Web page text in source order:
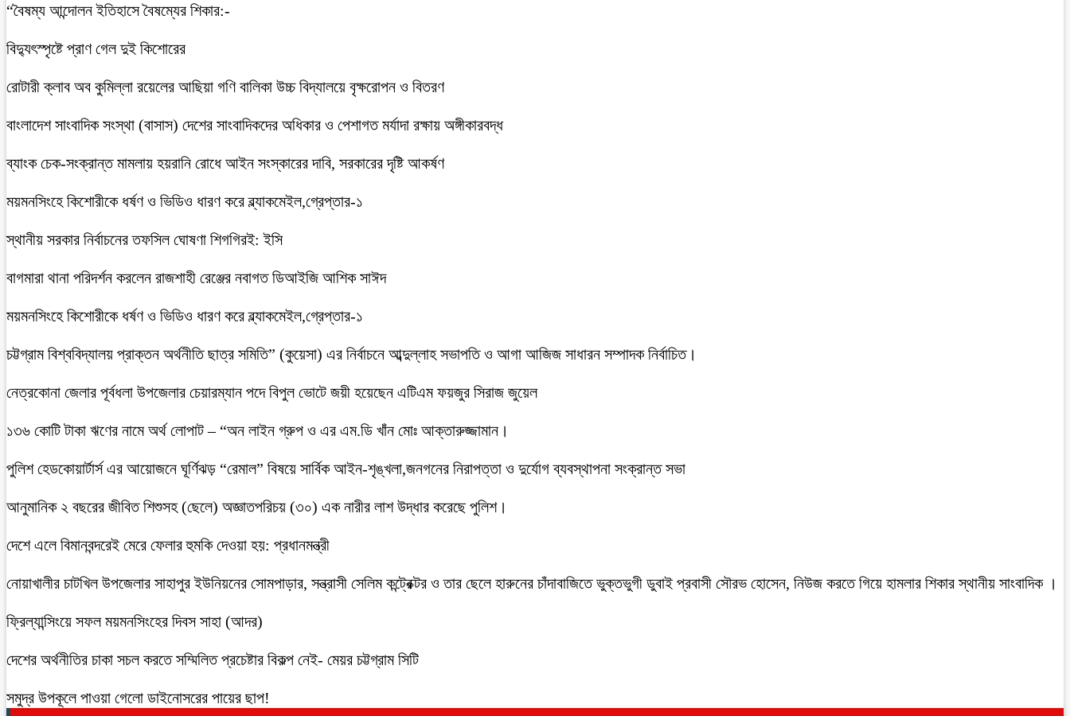
“বৈষম্য আন্দোলন ইতিহাসে বৈষম্যের শিকার:-
বিদ্যুৎস্পৃষ্টে প্রাণ গেল দুই কিশোরের
রোটারী ক্লাব অব কুমিল্লা রয়েলের আছিয়া গণি বালিকা উচ্চ বিদ্যালয়ে বৃক্ষরোপন ও বিতরণ
বাংলাদেশ সাংবাদিক সংস্থা (বাসাস) দেশের সাংবাদিকদের অধিকার ও পেশাগত মর্যাদা রক্ষায় অঙ্গীকারবদ্ধ
ব্যাংক চেক-সংক্রান্ত মামলায় হয়রানি রোধে আইন সংস্কারের দাবি, সরকারের দৃষ্টি আকর্ষণ
ময়মনসিংহে কিশোরীকে ধর্ষণ ও ভিডিও ধারণ করে ব্ল্যাকমেইল,গ্রেপ্তার-১
স্থানীয় সরকার নির্বাচনের তফসিল ঘোষণা শিগগিরই: ইসি
বাগমারা থানা পরিদর্শন করলেন রাজশাহী রেঞ্জের নবাগত ডিআইজি আশিক সাঈদ
ময়মনসিংহে কিশোরীকে ধর্ষণ ও ভিডিও ধারণ করে ব্ল্যাকমেইল,গ্রেপ্তার-১
চট্টগ্রাম বিশ্ববিদ্যালয় প্রাক্তন অর্থনীতি ছাত্র সমিতি” (কুয়েসা) এর নির্বাচনে আব্দুল্লাহ সভাপতি ও আগা আজিজ সাধারন সম্পাদক নির্বাচিত।
নেত্রকোনা জেলার পূর্বধলা উপজেলার চেয়ারম্যান পদে বিপুল ভোটে জয়ী হয়েছেন এটিএম ফয়জুর সিরাজ জুয়েল
১৩৬ কোটি টাকা ঋণের নামে অর্থ লোপাট – “অন লাইন গ্রুপ ও এর এম.ডি খাঁন মোঃ আক্তারুজ্জামান।
পুলিশ হেডকোয়ার্টার্স এর আয়োজনে ঘূর্ণিঝড় “রেমাল” বিষয়ে সার্বিক আইন-শৃঙ্খলা,জনগনের নিরাপত্তা ও দুর্যোগ ব্যবস্থাপনা সংক্রান্ত সভা
আনুমানিক ২ বছরের জীবিত শিশুসহ (ছেলে) অজ্ঞাতপরিচয় (৩০) এক নারীর লাশ উদ্ধার করেছে পুলিশ।
দেশে এলে বিমানবন্দরেই মেরে ফেলার হুমকি দেওয়া হয়: প্রধানমন্ত্রী
নোয়াখালীর চাটখিল উপজেলার সাহাপুর ইউনিয়নের সোমপাড়ার, সন্ত্রাসী সেলিম কন্ট্রেক্টর ও তার ছেলে হারুনের চাঁদাবাজিতে ভুক্তভুগী ডুবাই প্রবাসী সৌরভ হোসেন, নিউজ করতে গিয়ে হামলার শিকার স্থানীয় সাংবাদিক ।
ফ্রিল্যান্সিংয়ে সফল ময়মনসিংহের দিবস সাহা (আদর)
দেশের অর্থনীতির চাকা সচল করতে সম্মিলিত প্রচেষ্টার বিকল্প নেই- মেয়র চট্টগ্রাম সিটি
সমুদ্র উপকূলে পাওয়া গেলো ডাইনোসরের পায়ের ছাপ!